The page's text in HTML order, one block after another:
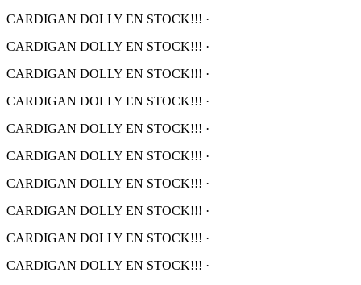
CARDIGAN DOLLY EN STOCK!!! ·
CARDIGAN DOLLY EN STOCK!!! ·
CARDIGAN DOLLY EN STOCK!!! ·
CARDIGAN DOLLY EN STOCK!!! ·
CARDIGAN DOLLY EN STOCK!!! ·
CARDIGAN DOLLY EN STOCK!!! ·
CARDIGAN DOLLY EN STOCK!!! ·
CARDIGAN DOLLY EN STOCK!!! ·
CARDIGAN DOLLY EN STOCK!!! ·
CARDIGAN DOLLY EN STOCK!!! ·